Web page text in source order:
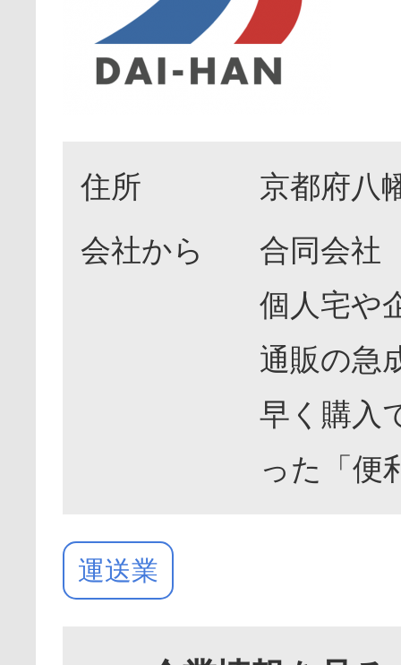
住所
京都府
会社から
合同会社
個人宅や
通販の急
早く購入
った「便
運送業